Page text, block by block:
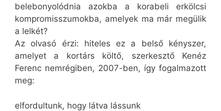
belebonyolódnia azokba a korabeli erkölcsi
kompromisszumokba, amelyek ma már megülik
a lelkét?
Az olvasó érzi: hiteles ez a belső kényszer,
amelyet a kortárs költő, szerkesztő Kenéz
Ferenc nemrégiben, 2007-ben, így fogalmazott
meg:
elfordultunk, hogy látva lássunk